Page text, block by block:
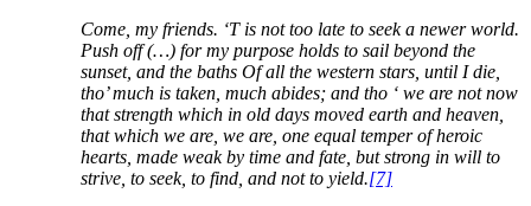
Come, my friends. ‘T is not too late to seek a newer world.
Push off (…) for my purpose holds to sail beyond the
sunset, and the baths Of all the western stars, until I die,
tho’ much is taken, much abides; and tho ‘ we are not now
that strength which in old days moved earth and heaven,
that which we are, we are, one equal temper of heroic
hearts, made weak by time and fate, but strong in will to
strive, to seek, to find, and not to yield.[7]